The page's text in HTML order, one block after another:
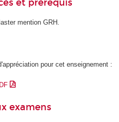
et prérequis
mention GRH.
pour cet enseignement :
examens